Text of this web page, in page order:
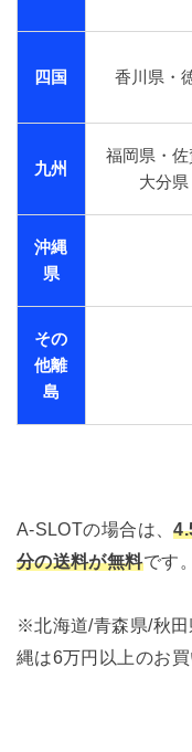
四国 香川県・
九州
福岡県・佐
大分
沖縄
県
その
他離
島
A-SLOTの場合は、
分の送料が無料です。
※北海道/青森県/秋田
縄は6万円以上のお